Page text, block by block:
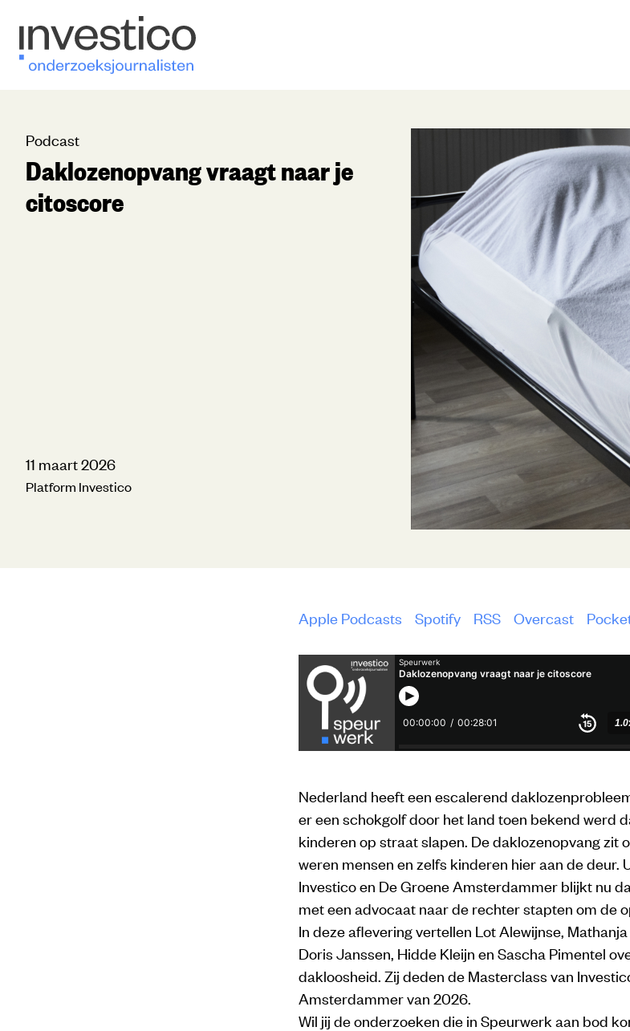
Podcast
Daklozenopvang vraagt naar je
citoscore
11 maart 2026
Platform Investico
Apple Podcasts Spotify RSS Overcast
Nederland heeft een escalerend
er een schokgolf door het land toen bekend werd
kinderen op straat slapen. De daklozenopvang zit
weren mensen en zelfs kinderen hier aan de deur.
Investico en De Groene Amsterdammer blijkt nu
met een advocaat naar de rechter stapten om de
In deze aflevering vertellen Lot Alewijnse, Mathanja
Doris Janssen, Hidde Kleijn en Sascha Pimentel
dakloosheid. Zij deden de Masterclass van
Amsterdammer van 2026.
Wil jij de onderzoeken die in Speurwerk aan bod